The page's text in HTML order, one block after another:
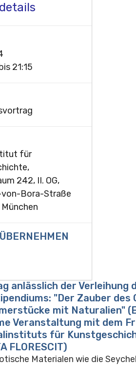
21:15
für
242, II. OG,
von-Bora-Straße
anlässlich der Verleihung
"Der Zauber des
mit Naturalien"
Veranstaltung mit dem
für
FLORESCIT)
Materialen wie die